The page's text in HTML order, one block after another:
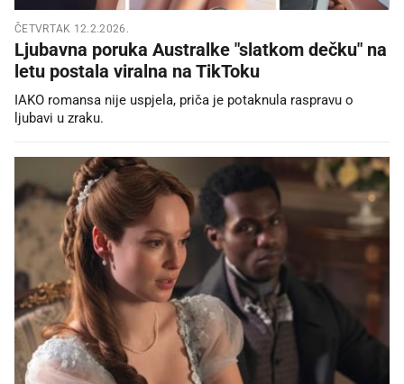
ČETVRTAK 12.2.2026.
Ljubavna poruka Australke "slatkom dečku" na
letu postala viralna na TikToku
IAKO romansa nije uspjela, priča je potaknula raspravu o
ljubavi u zraku.